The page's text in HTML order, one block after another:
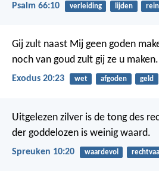
Psalm 66:10 verleiding lijden
Gij zult naast Mij geen goden
noch van goud zult gij ze u maken.
Exodus 20:23 wet afgoden geld
Uitgelezen zilver is de tong des
der goddelozen is weinig waard.
Spreuken 10:20 waardevol